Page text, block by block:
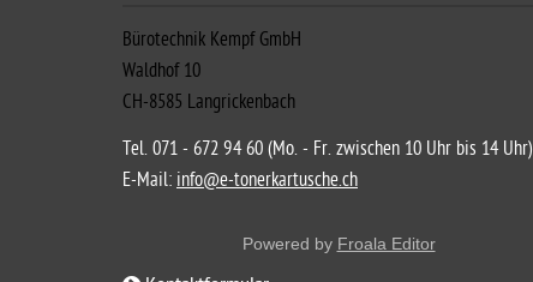
Bürotechnik Kempf GmbH
Waldhof 10
CH-8585 Langrickenbach
Tel. 071 - 672 94 60 (Mo. - Fr. zwischen 10 Uhr bis 14 Uhr)
E-Mail: info@e-tonerkartusche.ch
Powered by Froala Editor